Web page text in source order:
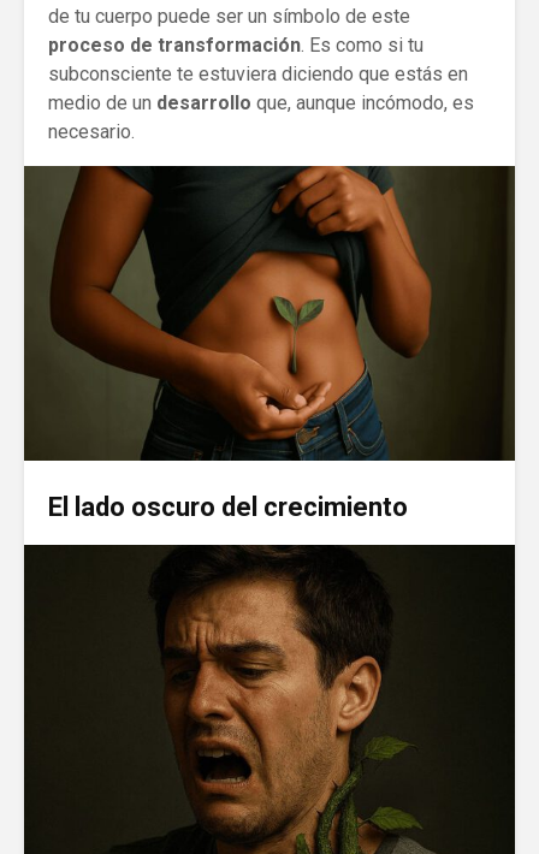
de tu cuerpo puede ser un símbolo de este
proceso de transformación . Es como si tu
subconsciente te estuviera diciendo que estás en
medio de un desarrollo que, aunque incómodo, es
necesario.
El lado oscuro del crecimiento